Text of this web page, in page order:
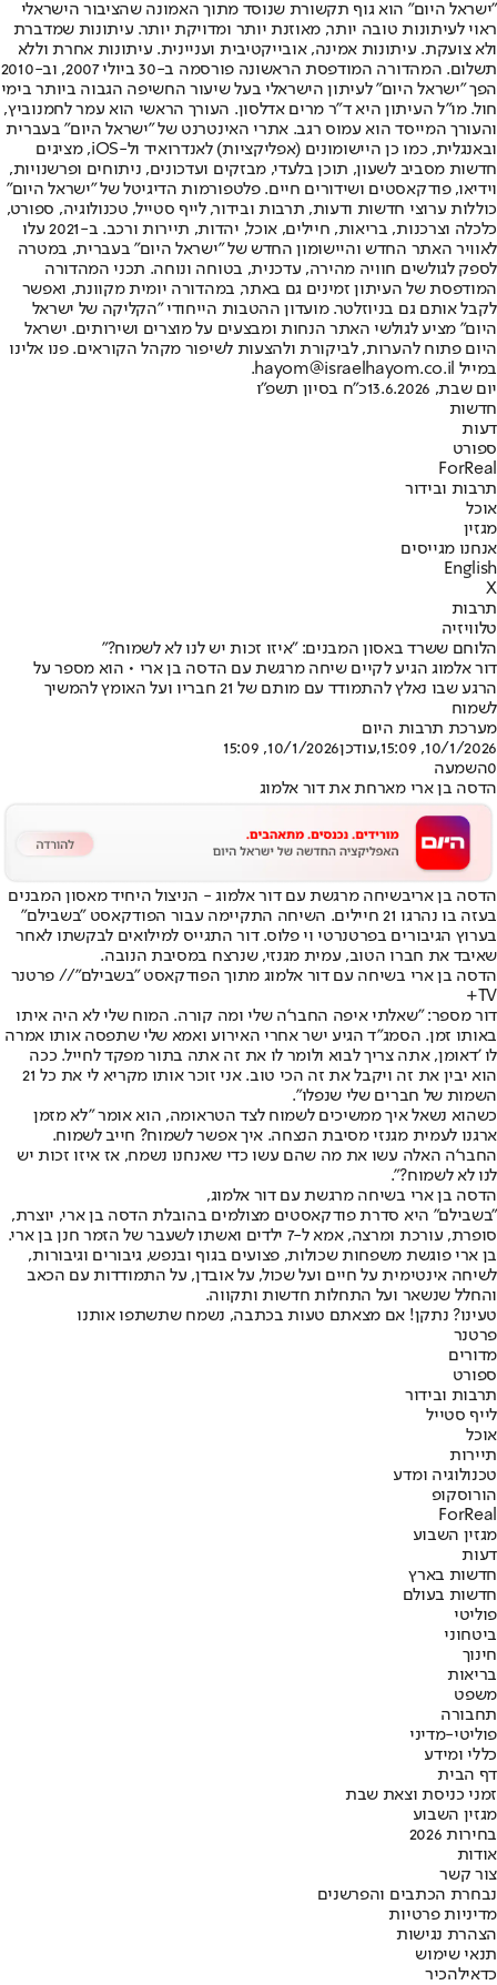
"ישראל היום" הוא גוף תקשורת שנוסד מתוך האמונה שהציבור הישראלי
ראוי לעיתונות טובה יותר, מאוזנת יותר ומדויקת יותר. עיתונות שמדברת
ולא צועקת. עיתונות אמינה, אובייקטיבית ועניינית. עיתונות אחרת וללא
תשלום. המהדורה המודפסת הראשונה פורסמה ב-30 ביולי 2007, וב-2010
הפך "ישראל היום" לעיתון הישראלי בעל שיעור החשיפה הגבוה ביותר בימי
חול. מו"ל העיתון היא ד"ר מרים אדלסון. העורך הראשי הוא עמר לחמנוביץ,
והעורך המייסד הוא עמוס רגב. אתרי האינטרנט של "ישראל היום" בעברית
ובאנגלית, כמו כן היישומונים (אפליקציות) לאנדרואיד ול-iOS, מציגים
חדשות מסביב לשעון, תוכן בלעדי, מבזקים ועדכונים, ניתוחים ופרשנויות,
וידיאו, פודקאסטים ושידורים חיים. פלטפורמות הדיגיטל של "ישראל היום"
כוללות ערוצי חדשות ודעות, תרבות ובידור, לייף סטייל, טכנולוגיה, ספורט,
כלכלה וצרכנות, בריאות, חיילים, אוכל, יהדות, תיירות ורכב. ב-2021 עלו
לאוויר האתר החדש והיישומון החדש של "ישראל היום" בעברית, במטרה
לספק לגולשים חוויה מהירה, עדכנית, בטוחה ונוחה. תכני המהדורה
המודפסת של העיתון זמינים גם באתר, במהדורה יומית מקוונת, ואפשר
לקבל אותם גם בניוזלטר. מועדון ההטבות הייחודי "הקליקה של ישראל
היום" מציע לגולשי האתר הנחות ומבצעים על מוצרים ושירותים. ישראל
היום פתוח להערות, לביקורת ולהצעות לשיפור מקהל הקוראים. פנו אלינו
במייל hayom@israelhayom.co.il.
יום שבת, 13.6.2026
כ"ח בסיון תשפ"ו
חדשות
דעות
ספורט
ForReal
תרבות ובידור
אוכל
מגזין
אנחנו מגייסים
English
X
תרבות
טלוויזיה
הלוחם ששרד באסון המבנים: "איזו זכות יש לנו לא לשמוח?"
דור אלמוג הגיע לקיים שיחה מרגשת עם הדסה בן ארי • הוא מספר על
הרגע שבו נאלץ להתמודד עם מותם של 21 חבריו ועל האומץ להמשיך
לשמוח
מערכת תרבות היום
10/1/2026, 15:09
,עודכן10/1/2026, 15:09
0השמעה
הדסה בן ארי מארחת את דור אלמוג
הדסה בן אריבשיחה מרגשת עם דור אלמוג - הניצול היחיד מאסון המבנים
בעזה בו נהרגו 21 חיילים. השיחה התקיימה עבור הפודקאסט "בשבילם"
בערוץ הגיבורים בפרטנרטי וי פלוס. דור התגייס למילואים לבקשתו לאחר
שאיבד את חברו הטוב, עמית מגנזי, שנרצח במסיבת הנובה.
הדסה בן ארי בשיחה עם דור אלמוג מתוך הפודקאסט ״בשבילם״// פרטנר
TV+
דור מספר: "שאלתי איפה החבר'ה שלי ומה קורה. המוח שלי לא היה איתו
באותו זמן. הסמג"ד הגיע ישר אחרי האירוע ואמא שלי שתפסה אותו אמרה
לו 'דאומן, אתה צריך לבוא ולומר לו את זה אתה בתור מפקד לחייל. ככה
הוא יבין את זה ויקבל את זה הכי טוב. אני זוכר אותו מקריא לי את כל 21
השמות של חברים שלי שנפלו".
כשהוא נשאל איך ממשיכים לשמוח לצד הטראומה, הוא אומר "לא מזמן
ארגנו לעמית מגנזי מסיבת הנצחה. איך אפשר לשמוח? חייב לשמוח.
החבר'ה האלה עשו את מה שהם עשו כדי שאנחנו נשמח, אז איזו זכות יש
לנו לא לשמוח?".
הדסה בן ארי בשיחה מרגשת עם דור אלמוג,
"בשבילם" היא סדרת פודקאסטים מצולמים בהובלת הדסה בן ארי, יוצרת,
סופרת, עורכת ומרצה, אמא ל-7 ילדים ואשתו לשעבר של הזמר חנן בן ארי.
בן ארי פוגשת משפחות שכולות, פצועים בגוף ובנפש, גיבורים וגיבורות,
לשיחה אינטימית על חיים ועל שכול, על אובדן, על התמודדות עם הכאב
והחלל שנשאר ועל התחלות חדשות ותקווה.
טעינו? נתקן! אם מצאתם טעות בכתבה, נשמח שתשתפו אותנו
פרטנר
מדורים
ספורט
תרבות ובידור
לייף סטייל
אוכל
תיירות
טכנולוגיה ומדע
הורוסקופ
ForReal
מגזין השבוע
דעות
חדשות בארץ
חדשות בעולם
פוליטי
ביטחוני
חינוך
בריאות
משפט
תחבורה
פוליטי-מדיני
כללי ומידע
דף הבית
זמני כניסת וצאת שבת
מגזין השבוע
בחירות 2026
אודות
צור קשר
נבחרת הכתבים והפרשנים
מדיניות פרטיות
הצהרת נגישות
תנאי שימוש
כדאילהכיר